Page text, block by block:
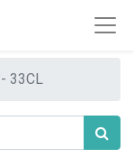
33CL